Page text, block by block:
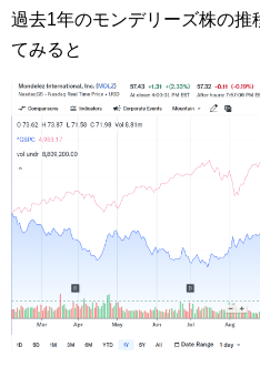
過去1年のモンデリーズ株の
てみると